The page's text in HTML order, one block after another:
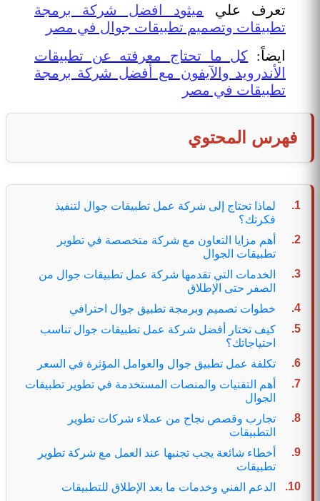
تعرف علي
ميثود افضل شركة برمجة
تطبيقات وتصميم تطبيقات جوال في مصر
ايضاً: كل ما تحتاج معرفته عن تطبيقات
الأندرويد والآيفون مع أفضل شركة برمجة
تطبيقات في مصر
فهرس المحتوي
لماذا تحتاج إلى شركة عمل تطبيقات جوال لتنفيذ
فكرتك؟
أهم مزايا التعاون مع شركة متخصصة في تطوير
تطبيقات الجوال
الخدمات التي تقدمها شركة عمل تطبيقات جوال من
الصفر حتى الإطلاق
خطوات تصميم وبرمجة تطبيق جوال احترافي
كيف تختار أفضل شركة عمل تطبيقات جوال تناسب
احتياجاتك؟
تكلفة عمل تطبيق جوال والعوامل المؤثرة في السعر
أهم التقنيات والمنصات المستخدمة في تطوير تطبيقات
الجوال
تجارب وقصص نجاح من عملاء شركات تطوير
التطبيقات
أخطاء شائعة يجب تجنبها عند العمل مع شركة تطوير
تطبيقات
الدعم الفني وخدمات ما بعد الإطلاق للتطبيقات